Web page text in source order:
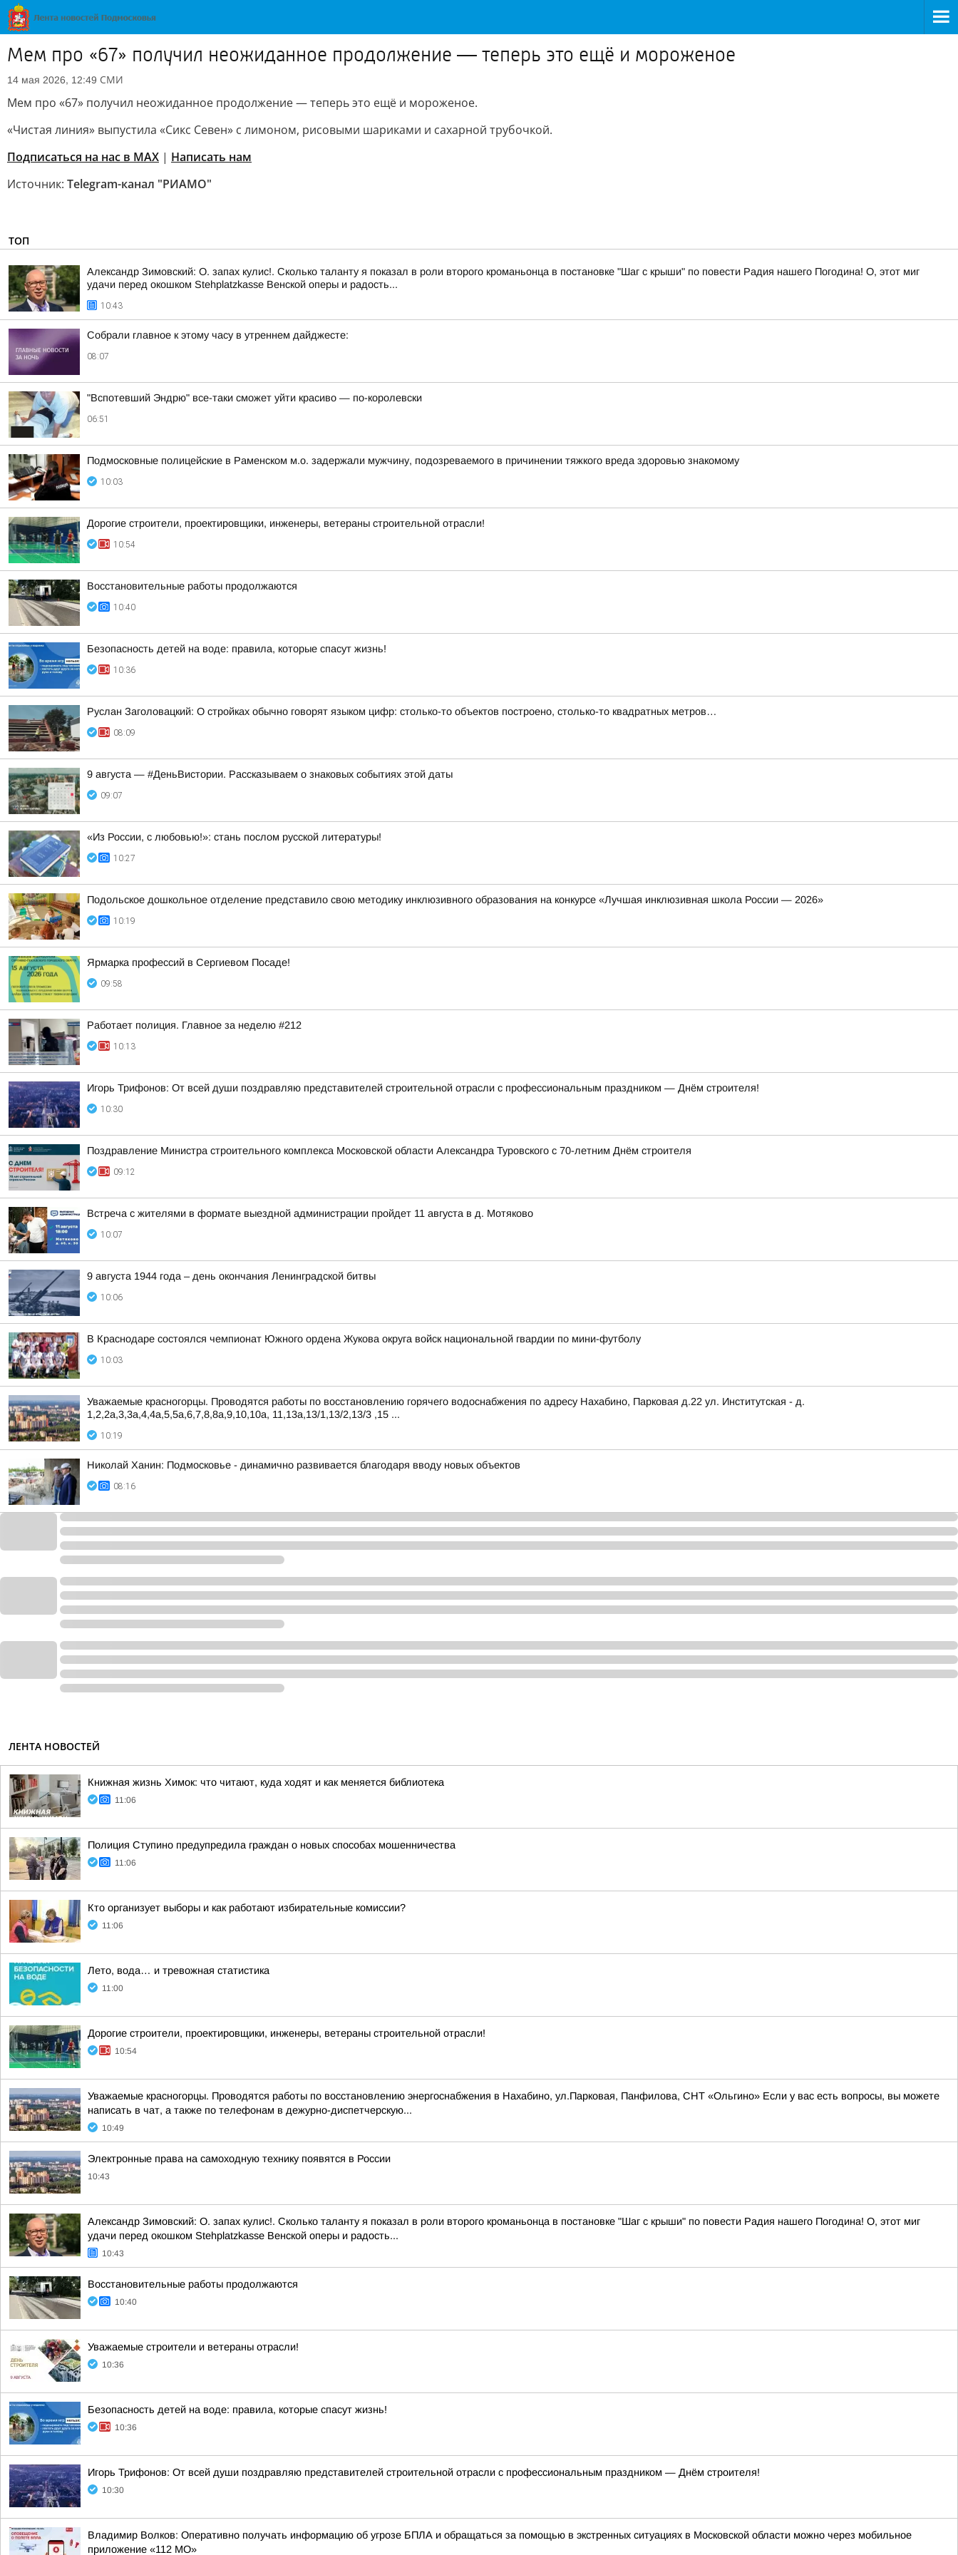
Мем про «67» получил неожиданное продолжение — теперь это ещё и мороженое
14 мая 2026, 12:49 СМИ
Мем про «67» получил неожиданное продолжение — теперь это ещё и мороженое.
«Чистая линия» выпустила «Сикс Севен» с лимоном, рисовыми шариками и сахарной трубочкой.
Подписаться на нас в MAX | Написать нам
Источник: Telegram-канал "РИАМО"
ТОП
Александр Зимовский: О. запах кулис!. Сколько таланту я показал в роли второго кроманьонца в постановке "Шаг с крыши" по повести Радия нашего Погодина! О, этот миг
удачи перед окошком Stehplatzkasse Венской оперы и радость...
10:43
Собрали главное к этому часу в утреннем дайджесте:
08:07
"Вспотевший Эндрю" все-таки сможет уйти красиво — по-королевски
06:51
Подмосковные полицейские в Раменском м.о. задержали мужчину, подозреваемого в причинении тяжкого вреда здоровью знакомому
10:03
Дорогие строители, проектировщики, инженеры, ветераны строительной отрасли!
10:54
Восстановительные работы продолжаются
10:40
Безопасность детей на воде: правила, которые спасут жизнь!
10:36
Руслан Заголовацкий: О стройках обычно говорят языком цифр: столько-то объектов построено, столько-то квадратных метров…
08:09
9 августа — #ДеньВистории. Рассказываем о знаковых событиях этой даты
09:07
«Из России, с любовью!»: стань послом русской литературы!
10:27
Подольское дошкольное отделение представило свою методику инклюзивного образования на конкурсе «Лучшая инклюзивная школа России — 2026»
10:19
Ярмарка профессий в Сергиевом Посаде!
09:58
Работает полиция. Главное за неделю #212
10:13
Игорь Трифонов: От всей души поздравляю представителей строительной отрасли с профессиональным праздником — Днём строителя!
10:30
Поздравление Министра строительного комплекса Московской области Александра Туровского с 70-летним Днём строителя
09:12
Встреча с жителями в формате выездной администрации пройдет 11 августа в д. Мотяково
10:07
9 августа 1944 года – день окончания Ленинградской битвы
10:06
В Краснодаре состоялся чемпионат Южного ордена Жукова округа войск национальной гвардии по мини-футболу
10:03
Уважаемые красногорцы. Проводятся работы по восстановлению горячего водоснабжения по адресу Нахабино, Парковая д.22 ул. Институтская - д.
1,2,2а,3,3а,4,4а,5,5а,6,7,8,8а,9,10,10а, 11,13а,13/1,13/2,13/3 ,15 ...
10:19
Николай Ханин: Подмосковье - динамично развивается благодаря вводу новых объектов
08:16
ЛЕНТА НОВОСТЕЙ
Книжная жизнь Химок: что читают, куда ходят и как меняется библиотека
11:06
Полиция Ступино предупредила граждан о новых способах мошенничества
11:06
Кто организует выборы и как работают избирательные комиссии?
11:06
Лето, вода… и тревожная статистика
11:00
Дорогие строители, проектировщики, инженеры, ветераны строительной отрасли!
10:54
Уважаемые красногорцы. Проводятся работы по восстановлению энергоснабжения в Нахабино, ул.Парковая, Панфилова, СНТ «Ольгино» Если у вас есть вопросы, вы можете
написать в чат, а также по телефонам в дежурно-диспетчерскую...
10:49
Электронные права на самоходную технику появятся в России
10:43
Александр Зимовский: О. запах кулис!. Сколько таланту я показал в роли второго кроманьонца в постановке "Шаг с крыши" по повести Радия нашего Погодина! О, этот миг
удачи перед окошком Stehplatzkasse Венской оперы и радость...
10:43
Восстановительные работы продолжаются
10:40
Уважаемые строители и ветераны отрасли!
10:36
Безопасность детей на воде: правила, которые спасут жизнь!
10:36
Игорь Трифонов: От всей души поздравляю представителей строительной отрасли с профессиональным праздником — Днём строителя!
10:30
Владимир Волков: Оперативно получать информацию об угрозе БПЛА и обращаться за помощью в экстренных ситуациях в Московской области можно через мобильное
приложение «112 МО»